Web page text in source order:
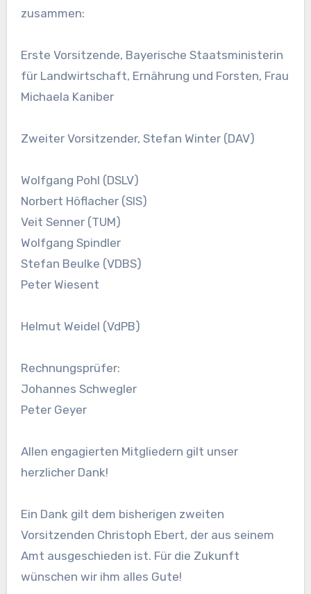
zusammen:
Erste Vorsitzende, Bayerische Staatsministerin
für Landwirtschaft, Ernährung und Forsten, Frau
Michaela Kaniber
Zweiter Vorsitzender, Stefan Winter (DAV)
Wolfgang Pohl (DSLV)
Norbert Höflacher (SIS)
Veit Senner (TUM)
Wolfgang Spindler
Stefan Beulke (VDBS)
Peter Wiesent
Helmut Weidel (VdPB)
Rechnungsprüfer:
Johannes Schwegler
Peter Geyer
Allen engagierten Mitgliedern gilt unser
herzlicher Dank!
Ein Dank gilt dem bisherigen zweiten
Vorsitzenden Christoph Ebert, der aus seinem
Amt ausgeschieden ist. Für die Zukunft
wünschen wir ihm alles Gute!